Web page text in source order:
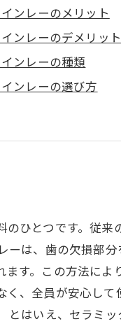
ンレーのメリット
ンレーのデメリット
ンレーの種類
ンレーの選び方
ひとつです。従
は、歯の欠損部
す。この方法に
、全員が安心し
はいえ、セラミ